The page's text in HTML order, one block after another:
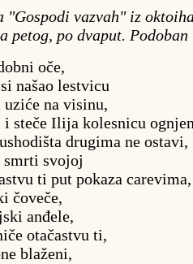
"Gospodi vazvah" iz
petog, po dvaput.
oče,
našao lestvicu
na visinu,
steče Ilija kolesnicu
drugima ne ostavi,
smrti svojoj
ti put pokaza carevima,
čoveče,
anđele,
otačastvu ti,
blaženi,